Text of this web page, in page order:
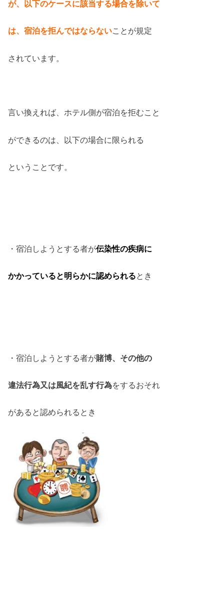
が、以下のケースに該当する場合を除いて
は、宿泊を拒んではならないことが規定
されています。
言い換えれば、ホテル側が宿泊を拒むこと
ができるのは、以下の場合に限られる
ということです。
・宿泊しようとする者が伝染性の疾病に
かかっていると明らかに認められるとき
・宿泊しようとする者が賭博、その他の
違法行為又は風紀を乱す行為をするおそれ
があると認められるとき